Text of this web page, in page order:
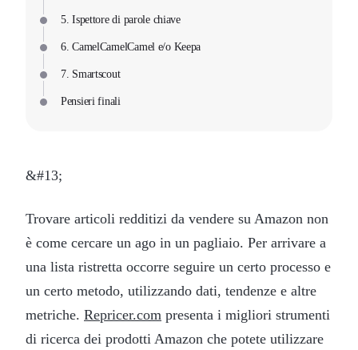
5. Ispettore di parole chiave
6. CamelCamelCamel e/o Keepa
7. Smartscout
Pensieri finali
&#13;
Trovare articoli redditizi da vendere su Amazon non
è come cercare un ago in un pagliaio. Per arrivare a
una lista ristretta occorre seguire un certo processo e
un certo metodo, utilizzando dati, tendenze e altre
metriche. Repricer.com presenta i migliori strumenti
di ricerca dei prodotti Amazon che potete utilizzare